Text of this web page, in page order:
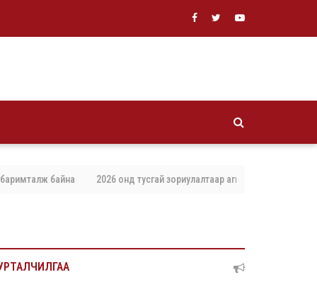
2026 онд тусгай зориулалтаар агнах, барих амьтны тоо хэмжээг